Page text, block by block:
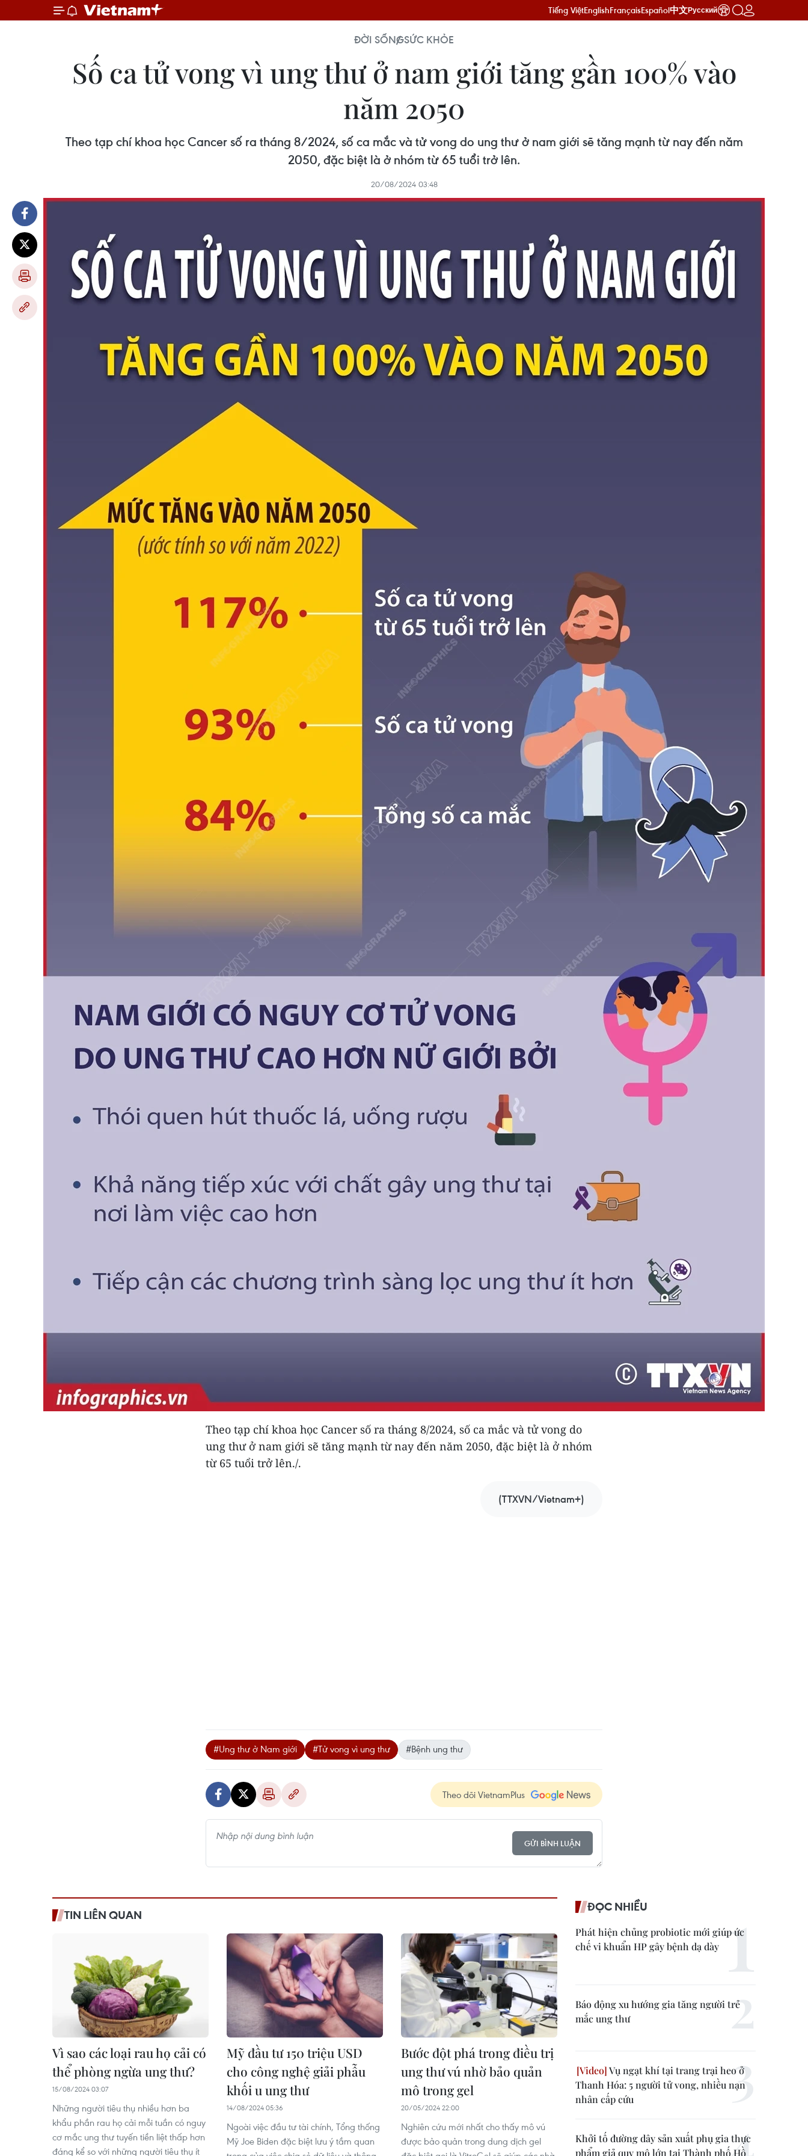
Tiếng ViệtEnglishFrançaisEspañol中文Русский
ĐỜI SỐNGSỨC KHỎE
Số ca tử vong vì ung thư ở nam giới tăng gần 100% vào
năm 2050
Theo tạp chí khoa học Cancer số ra tháng 8/2024, số ca mắc và tử vong do ung thư ở nam giới sẽ tăng mạnh từ nay đến năm
2050, đặc biệt là ở nhóm từ 65 tuổi trở lên.
20/08/2024 03:48
Theo tạp chí khoa học Cancer số ra tháng 8/2024, số ca mắc và tử vong do
ung thư ở nam giới sẽ tăng mạnh từ nay đến năm 2050, đặc biệt là ở nhóm
từ 65 tuổi trở lên./.
(TTXVN/Vietnam+)
#Ung thư ở Nam giới #Tử vong vì ung thư #Bệnh ung thư
Theo dõi VietnamPlus
GỬI BÌNH LUẬN
TIN LIÊN QUAN
Vì sao các loại rau họ cải có
thể phòng ngừa ung thư?
15/08/2024 03:07
Những người tiêu thụ nhiều hơn ba
khẩu phần rau họ cải mỗi tuần có nguy
cơ mắc ung thư tuyến tiền liệt thấp hơn
đáng kể so với những người tiêu thụ ít
Mỹ đầu tư 150 triệu USD
cho công nghệ giải phẫu
khối u ung thư
14/08/2024 05:36
Ngoài việc đầu tư tài chính, Tổng thống
Mỹ Joe Biden đặc biệt lưu ý tầm quan
Bước đột phá trong điều trị
ung thư vú nhờ bảo quản
mô trong gel
20/05/2024 22:00
Nghiên cứu mới nhất cho thấy mô vú
được bảo quản trong dung dịch gel
ĐỌC NHIỀU
Phát hiện chủng probiotic mới giúp ức
chế vi khuẩn HP gây bệnh dạ dày
Báo động xu hướng gia tăng người trẻ
mắc ung thư
Vụ ngạt khí tại trang trại heo ở
Thanh Hóa: 5 người tử vong, nhiều nạn
nhân cấp cứu
Khởi tố đường dây sản xuất phụ gia thực
phẩm giả quy mô lớn tại Thành phố Hồ